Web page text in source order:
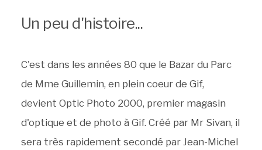
Un peu d'histoire...
C'est dans les années 80 que le Bazar du Parc
de Mme Guillemin, en plein coeur de Gif,
devient Optic Photo 2000, premier magasin
d'optique et de photo à Gif. Créé par Mr Sivan, il
sera très rapidement secondé par Jean-Michel